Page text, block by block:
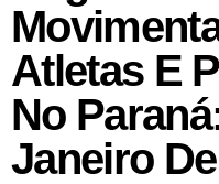
Atletas E
No
Janeiro